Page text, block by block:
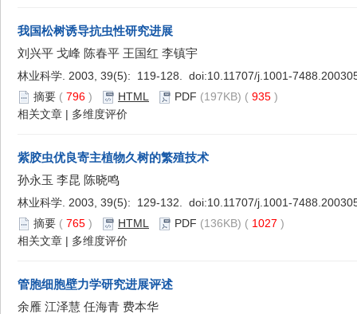
我国松树诱导抗虫性研究进展
刘兴平 戈峰 陈春平 王国红 李镇宇
林业科学. 2003, 39(5): 119-128. doi:10.11707/j.1001-
摘要 ( 796 ) HTML PDF (197KB) ( 935 )
相关文章 | 多维度评价
紫胶虫优良寄主植物久树的繁殖技术
孙永玉 李昆 陈晓鸣
林业科学. 2003, 39(5): 129-132. doi:10.11707/j.1001-
摘要 ( 765 ) HTML PDF (136KB) ( 1027 )
相关文章 | 多维度评价
管胞细胞壁力学研究进展评述
余雁 江泽慧 任海青 费本华